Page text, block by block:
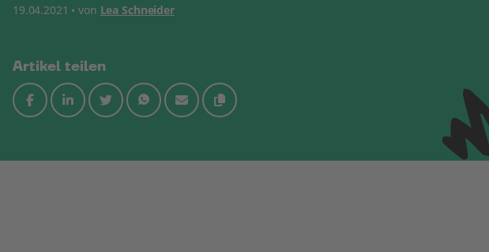
19.04.2021 • von Lea Schneider
Artikel teilen